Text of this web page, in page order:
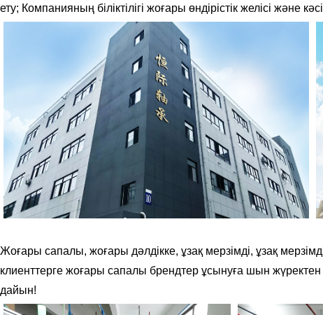
ету; Компанияның біліктілігі жоғары өндірістік желісі және
Жоғары сапалы, жоғары дәлдікке, ұзақ мерзімді, ұзақ
клиенттерге жоғары сапалы брендтер ұсынуға шын жүректен
дайын!